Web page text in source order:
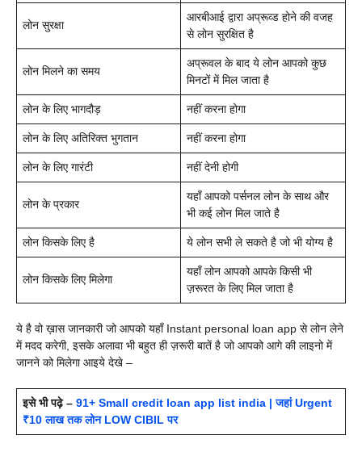
लोन सुरक्षा
आरबीआई द्वारा अप्रूव्ड होने की वजह
से लोन सुरक्षित है
लोन मिलने का समय
अप्रूवल के बाद ये लोन आपको कुछ
मिनटों में मिल जाता है
लोन के लिए भागदौड़ नहीं करना होगा
लोन के लिए अतिरिक्त भुगतान नहीं करना होगा
लोन के लिए गारंटी नहीं देनी होगी
लोन के प्रकार
यहाँ आपको पर्सनल लोन के साथ और
भी कई लोन मिल जाते है
लोन किसके लिए है ये लोन सभी ले सकते है जो भी योग्य है
लोन किसके लिए मिलेगा
यहाँ लोन आपको आपके किसी भी
ज़रूरत के लिए मिल जाता है
ये है वो ख़ास जानकारी जो आपको यहाँ Instant personal loan app से लोन लेने
में मदद करेगी, इसके अलावा भी बहुत ही ज़रूरी बातें है जो आपको आगे की लाइनो में
जानने को मिलेगा आइये देखे –
इसे भी पढ़े – 91+ Small credit loan app list india | जहां Urgent
₹10 लाख तक लोन LOW CIBIL पर